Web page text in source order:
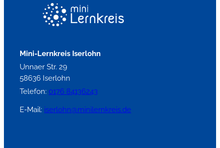
Mini-Lernkreis Iserlohn
Unnaer Str. 29
58636 Iserlohn
Telefon: 0176 84136243
E-Mail: iserlohn@minilernkreis.de